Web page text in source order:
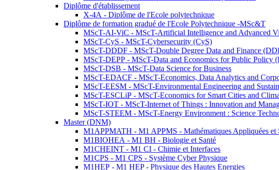
Diplôme d'établissement
X-4A - Diplôme de l'Ecole polytechnique
Diplôme de formation gradué de l'Ecole Polytechnique -MSc&T
MScT-AI-ViC - MScT-Artificial Intelligence and Advanced
MScT-CyS - MScT-Cybersecurity (CyS)
MScT-DDDF - MScT-Double Degree Data and Finance
MScT-DEPP - MScT-Data and Economics for Public Policy
MScT-DSB - MScT-Data Science for Business
MScT-EDACF - MScT-Economics, Data Analytics and
MScT-EESM - MScT-Environmental Engineering and
MScT-ESCLiP - MScT-Economics for Smart Cities and
MScT-IOT - MScT-Internet of Things : Innovation and
MScT-STEEM - MScT-Energy Environment : Science
Master (DNM)
M1APPMATH - M1 APPMS - Mathématiques Appliquées et
M1BIOHEA - M1 BH - Biologie et Santé
M1CHEINT - M1 CI - Chimie et Interfaces
M1CPS - M1 CPS - Système Cyber Physique
M1HEP - M1 HEP - Physique des Hautes Energies